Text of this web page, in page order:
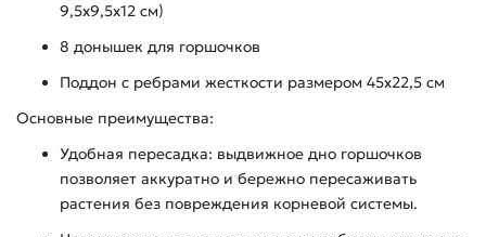
9,5х9,5х12 см)
8 донышек для горшочков
Поддон с ребрами жесткости размером 45х22,5 см
Основные преимущества:
Удобная пересадка: выдвижное дно горшочков
позволяет аккуратно и бережно пересаживать
растения без повреждения корневой системы.